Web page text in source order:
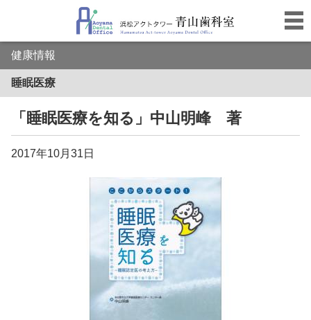
健康情報
睡眠医療
「睡眠医療を知る」中山明峰 著
2017年10月31日